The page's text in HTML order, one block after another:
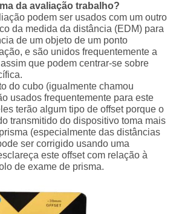
da avaliação trabalho?
podem ser usados com um outro
da medida da distância (EDM) para
de um objeto de um ponto
e são unidos frequentemente a
que podem centrar-se sobre
do cubo (igualmente chamou
usados frequentemente para este
terão algum tipo de offset porque o
transmitido do dispositivo toma mais
(especialmente das distâncias
ser corrigido usando uma
este offset com relação à
de exame de prisma.